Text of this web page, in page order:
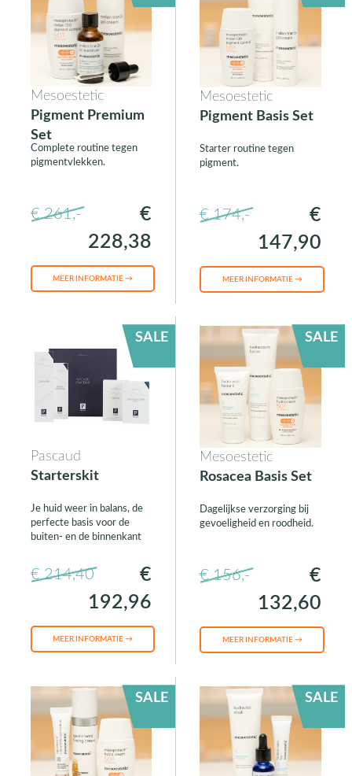
Mesoestetic
Pigment Premium
Set
Complete routine tegen
pigmentvlekken.
€ 261,-
€
228,38
MEER INFORMATIE →
Mesoestetic
Pigment Basis Set
Starter routine tegen
pigment.
€ 174,-
€
147,90
MEER INFORMATIE →
SALE
Pascaud
Starterskit
Je huid weer in balans, de
perfecte basis voor de
buiten- en de binnenkant
€ 214,40
€
192,96
MEER INFORMATIE →
SALE
Mesoestetic
Rosacea Basis Set
Dagelijkse verzorging bij
gevoeligheid en roodheid.
€ 156,-
€
132,60
MEER INFORMATIE →
SALE SALE